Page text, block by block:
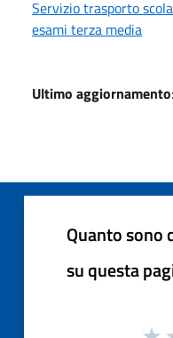
Servizio trasporto
esami terza media
Ultimo aggiornamento
Quanto sono
su questa